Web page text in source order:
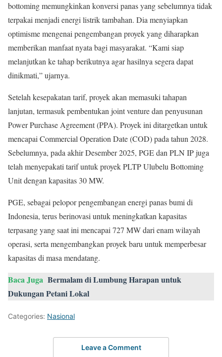
bottoming memungkinkan konversi panas yang sebelumnya tidak
terpakai menjadi energi listrik tambahan. Dia menyiapkan
optimisme mengenai pengembangan proyek yang diharapkan
memberikan manfaat nyata bagi masyarakat. “Kami siap
melanjutkan ke tahap berikutnya agar hasilnya segera dapat
dinikmati,” ujarnya.
Setelah kesepakatan tarif, proyek akan memasuki tahapan
lanjutan, termasuk pembentukan joint venture dan penyusunan
Power Purchase Agreement (PPA). Proyek ini ditargetkan untuk
mencapai Commercial Operation Date (COD) pada tahun 2028.
Sebelumnya, pada akhir Desember 2025, PGE dan PLN IP juga
telah menyepakati tarif untuk proyek PLTP Ulubelu Bottoming
Unit dengan kapasitas 30 MW.
PGE, sebagai pelopor pengembangan energi panas bumi di
Indonesia, terus berinovasi untuk meningkatkan kapasitas
terpasang yang saat ini mencapai 727 MW dari enam wilayah
operasi, serta mengembangkan proyek baru untuk memperbesar
kapasitas di masa mendatang.
Baca Juga Bermalam di Lumbung Harapan untuk
Dukungan Petani Lokal
Categories: Nasional
Leave a Comment